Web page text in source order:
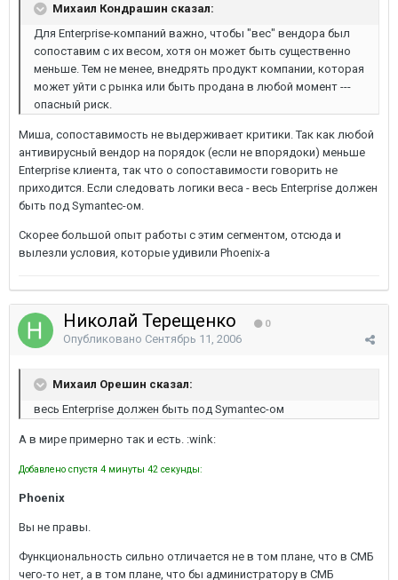
Михаил Кондрашин сказал:
Для Enterprise-компаний важно, чтобы "вес" вендора был
сопоставим с их весом, хотя он может быть существенно
меньше. Тем не менее, внедрять продукт компании, которая
может уйти с рынка или быть продана в любой момент ---
опасный риск.
Миша, сопоставимость не выдерживает критики. Так как любой
антивирусный вендор на порядок (если не впорядоки) меньше
Enterprise клиента, так что о сопоставимости говорить не
приходится. Если следовать логики веса - весь Enterprise должен
быть под Symantec-ом.
Скорее большой опыт работы с этим сегментом, отсюда и
вылезли условия, которые удивили Phoenix-а
Николай Терещенко 0
Опубликовано Сентябрь 11, 2006
Михаил Орешин сказал:
весь Enterprise должен быть под Symantec-ом
А в мире примерно так и есть. :wink:
Добавлено спустя 4 минуты 42 секунды:
Phoenix
Вы не правы.
Функциональность сильно отличается не в том плане, что в СМБ
чего-то нет, а в том плане, что бы администратору в СМБ